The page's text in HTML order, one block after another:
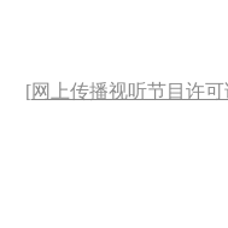
[网上传播视听节目许可